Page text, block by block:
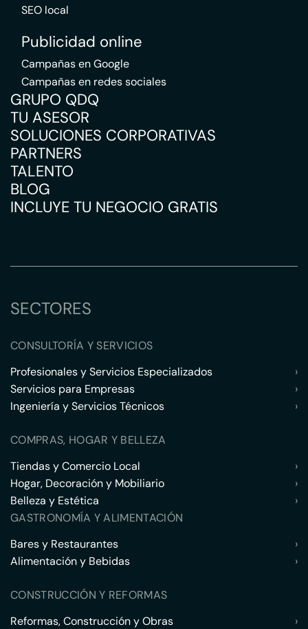
SEO local
Publicidad online
Campañas en Google
Campañas en redes sociales
GRUPO QDQ
TU ASESOR
SOLUCIONES CORPORATIVAS
PARTNERS
TALENTO
BLOG
INCLUYE TU NEGOCIO GRATIS
SECTORES
CONSULTORÍA Y SERVICIOS
Profesionales y Servicios Especializados
›
Servicios para Empresas
›
Ingeniería y Servicios Técnicos
›
COMPRAS, HOGAR Y BELLEZA
Tiendas y Comercio Local
›
Hogar, Decoración y Mobiliario
›
Belleza y Estética
›
GASTRONOMÍA Y ALIMENTACIÓN
Bares y Restaurantes
›
Alimentación y Bebidas
›
CONSTRUCCIÓN Y REFORMAS
Reformas, Construcción y Obras
›